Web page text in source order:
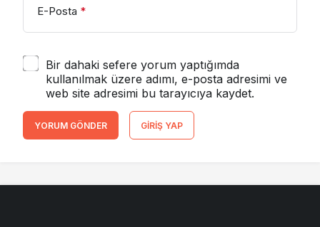
E-Posta *
Bir dahaki sefere yorum yaptığımda
kullanılmak üzere adımı, e-posta adresimi ve
web site adresimi bu tarayıcıya kaydet.
YORUM GÖNDER GIRIŞ YAP